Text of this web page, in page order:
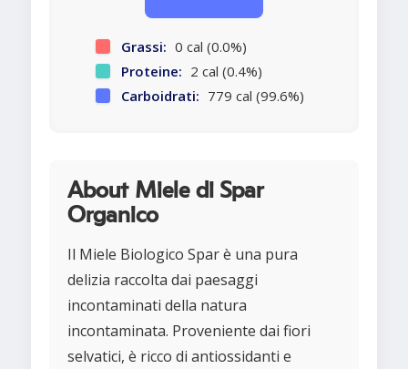
Grassi: 0 cal (0.0%)
Proteine: 2 cal (0.4%)
Carboidrati: 779 cal (99.6%)
About Miele di Spar
Organico
Il Miele Biologico Spar è una pura
delizia raccolta dai paesaggi
incontaminati della natura
incontaminata. Proveniente dai fiori
selvatici, è ricco di antiossidanti e